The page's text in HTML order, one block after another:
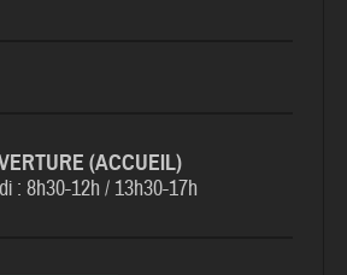
(ACCUEIL)
:8h30-12h / 13h30-17h